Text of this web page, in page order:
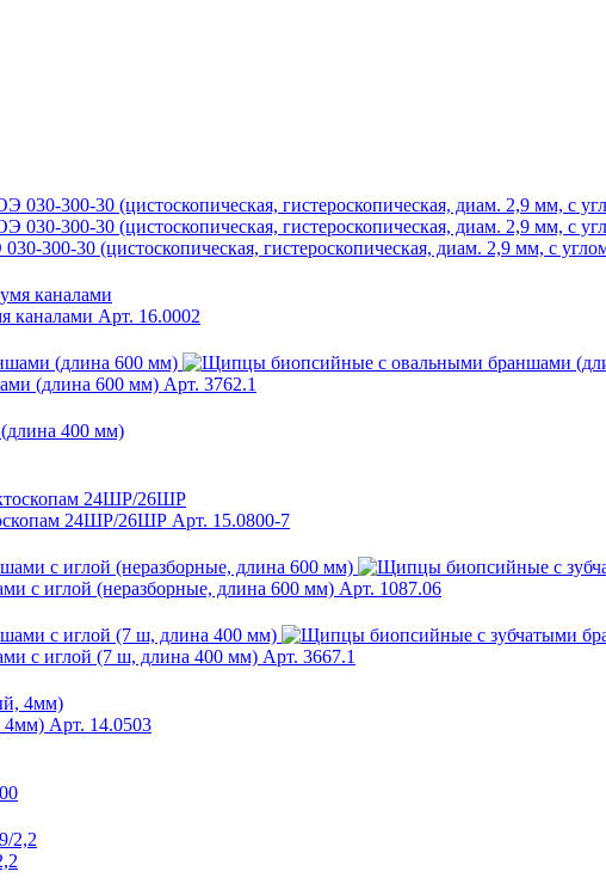
300-30 (цистоскопическая, гистероскопическая, диам. 2,9 мм, с
каналами Арт. 16.0002
(длина 600 мм) Арт. 3762.1
24ШР/26ШР Арт. 15.0800-7
с иглой (неразборные, длина 600 мм) Арт. 1087.06
с иглой (7 ш, длина 400 мм) Арт. 3667.1
4мм) Арт. 14.0503